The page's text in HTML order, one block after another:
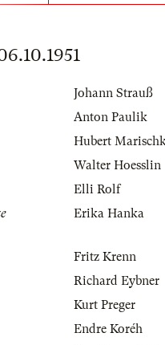
Johann Strauß
Anton Paulik
Hubert
Walter Hoesslin
Elli Rolf
Erika Hanka
Fritz Krenn
Richard Eybner
Kurt Preger
Endre Koréh